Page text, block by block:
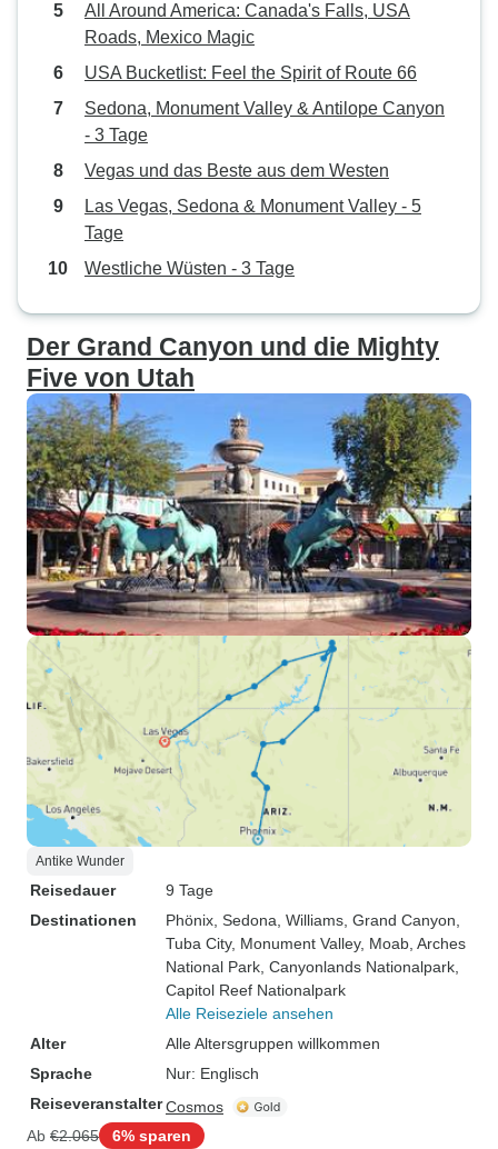
All Around America: Canada's Falls, USA
Roads, Mexico Magic
USA Bucketlist: Feel the Spirit of Route 66
Sedona, Monument Valley & Antilope Canyon
- 3 Tage
Vegas und das Beste aus dem Westen
Las Vegas, Sedona & Monument Valley - 5
Tage
Westliche Wüsten - 3 Tage
Der Grand Canyon und die Mighty
Five von Utah
Antike Wunder
Reisedauer
9 Tage
Destinationen
Phönix , Sedona , Williams , Grand Canyon
Tuba City, Monument Valley, Moab , Arches
National Park , Canyonlands Nationalpark
Capitol Reef Nationalpark
Alle Reiseziele ansehen
Alter
Alle Altersgruppen willkommen
Sprache
Nur: Englisch
ReiseveranstalterCosmos
Ab €2.065 6% sparen